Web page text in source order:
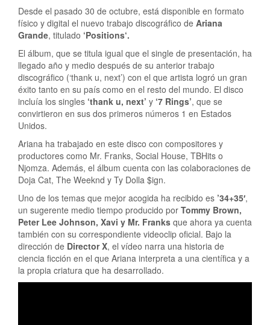
Desde el pasado 30 de octubre, está disponible en formato
físico y digital el nuevo trabajo discográfico de Ariana
Grande, titulado ‘Positions‘.
El álbum, que se titula igual que el single de presentación, ha
llegado año y medio después de su anterior trabajo
discográfico (‘thank u, next’) con el que artista logró un gran
éxito tanto en su país como en el resto del mundo. El disco
incluía los singles ‘thank u, next’ y ‘7 Rings’, que se
convirtieron en sus dos primeros números 1 en Estados
Unidos.
Ariana ha trabajado en este disco con compositores y
productores como Mr. Franks, Social House, TBHits o
Njomza. Además, el álbum cuenta con las colaboraciones de
Doja Cat, The Weeknd y Ty Dolla $ign.
Uno de los temas que mejor acogida ha recibido es ’34+35′,
un sugerente medio tiempo producido por Tommy Brown,
Peter Lee Johnson, Xavi y Mr. Franks que ahora ya cuenta
también con su correspondiente videoclip oficial. Bajo la
dirección de Director X, el vídeo narra una historia de
ciencia ficción en el que Ariana interpreta a una científica y a
la propia criatura que ha desarrollado.